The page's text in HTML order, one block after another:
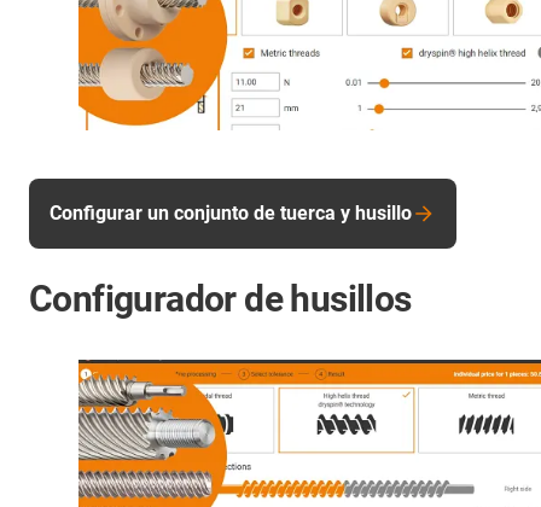
Configurar un conjunto de tuerca y husillo
Configurador de husillos